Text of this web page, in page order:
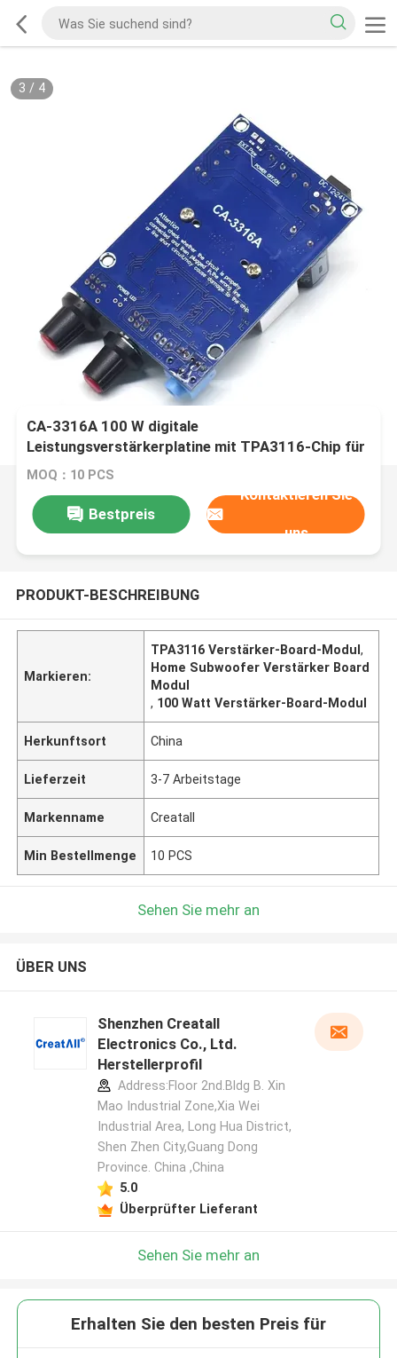
Hinterlass eine Nachricht
3 / 4
CA-3316A 100 W digitale
Leistungsverstärkerplatine mit TPA3116-Chip für
Subwoofer 12–24 V
MOQ：10 PCS
Bestpreis
Kontaktieren Sie
uns
PRODUKT-BESCHREIBUNG
Markieren:
TPA3116 Verstärker-Board-Modul,
Home Subwoofer Verstärker Board
Modul
, 100 Watt Verstärker-Board-Modul
Herkunftsort China
Lieferzeit 3-7 Arbeitstage
Markenname Creatall
Min Bestellmenge 10 PCS
Sehen Sie mehr an
ÜBER UNS
Shenzhen Creatall
Electronics Co., Ltd.
Herstellerprofil
Address:Floor 2nd.Bldg B. Xin
Mao Industrial Zone,Xia Wei
Industrial Area, Long Hua District,
Shen Zhen City,Guang Dong
Province. China ,China
5.0
Überprüfter Lieferant
Sehen Sie mehr an
Erhalten Sie den besten Preis für